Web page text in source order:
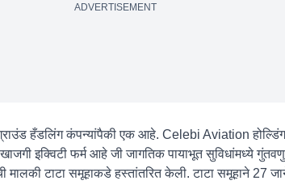
ADVERTISEMENT
ग्राउंड हँडलिंग कंपन्यांपैकी एक आहे. Celebi Aviation
इक्विटी फर्म आहे जी जागतिक पायाभूत सुविधांमध्ये
मालकी टाटा समूहाकडे हस्तांतरित केली. टाटा समूहाने 27